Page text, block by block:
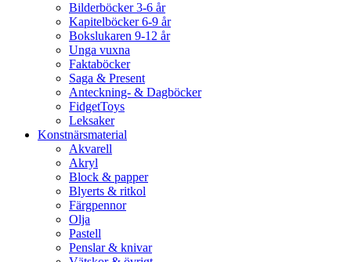
Bilderböcker 3-6 år
Kapitelböcker 6-9 år
Bokslukaren 9-12 år
Unga vuxna
Faktaböcker
Saga & Present
Anteckning- & Dagböcker
FidgetToys
Leksaker
Konstnärsmaterial
Akvarell
Akryl
Block & papper
Blyerts & ritkol
Färgpennor
Olja
Pastell
Penslar & knivar